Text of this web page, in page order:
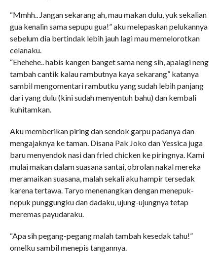
“Mmhh.. Jangan sekarang ah, mau makan dulu, yuk sekalian
gua kenalin sama sepupu gua!” aku melepaskan pelukannya
sebelum dia bertindak lebih jauh lagi mau memelorotkan
celanaku.
“Ehehehe.. habis kangen banget sama neng sih, apalagi neng
tambah cantik kalau rambutnya kaya sekarang” katanya
sambil mengomentari rambutku yang sudah lebih panjang
dari yang dulu (kini sudah menyentuh bahu) dan kembali
kuhitamkan.
Aku memberikan piring dan sendok garpu padanya dan
mengajaknya ke taman. Disana Pak Joko dan Yessica juga
baru menyendok nasi dan fried chicken ke piringnya. Kami
mulai makan dalam suasana santai, obrolan nakal mereka
meramaikan suasana, malah sekali aku hampir tersedak
karena tertawa. Taryo menenangkan dengan menepuk-
nepuk punggungku dan dadaku, ujung-ujungnya tetap
meremas payudaraku.
“Apa sih pegang-pegang malah tambah kesedak tahu!”
omelku sambil menepis tangannya.